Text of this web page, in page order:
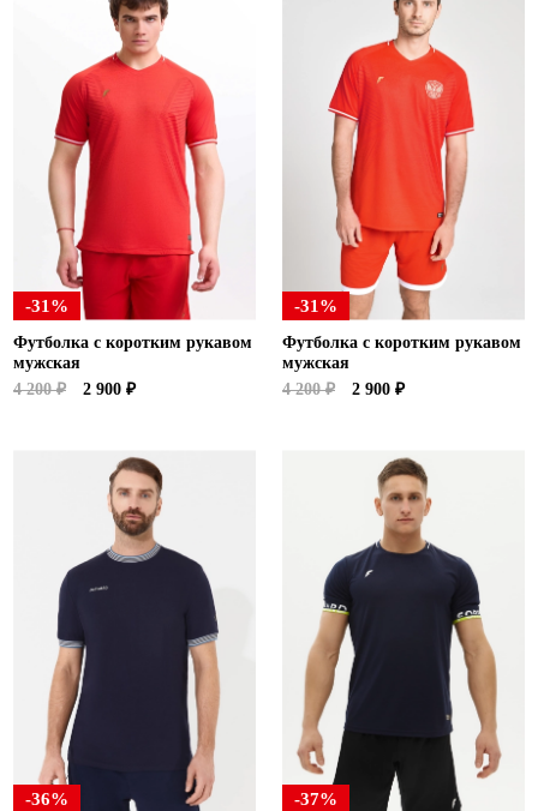
-31%
Футболка с коротким рукавом
мужская
4 200 ₽
2 900 ₽
-31%
Футболка с коротким рукавом
мужская
4 200 ₽
2 900 ₽
-36% -37%